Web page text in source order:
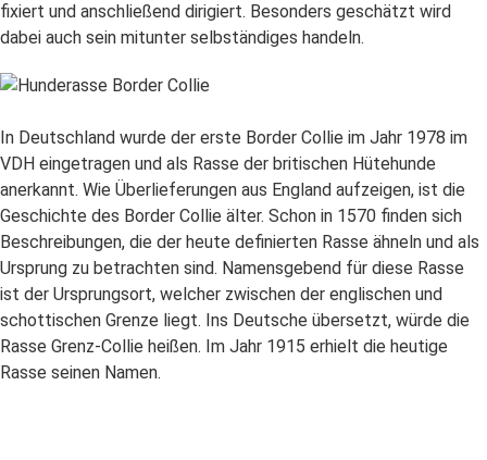
fixiert und anschließend dirigiert. Besonders geschätzt wird
dabei auch sein mitunter selbständiges handeln.
In Deutschland wurde der erste Border Collie im Jahr 1978 im
VDH eingetragen und als Rasse der britischen Hütehunde
anerkannt. Wie Überlieferungen aus England aufzeigen, ist die
Geschichte des Border Collie älter. Schon in 1570 finden sich
Beschreibungen, die der heute definierten Rasse ähneln und als
Ursprung zu betrachten sind. Namensgebend für diese Rasse
ist der Ursprungsort, welcher zwischen der englischen und
schottischen Grenze liegt. Ins Deutsche übersetzt, würde die
Rasse Grenz-Collie heißen. Im Jahr 1915 erhielt die heutige
Rasse seinen Namen.